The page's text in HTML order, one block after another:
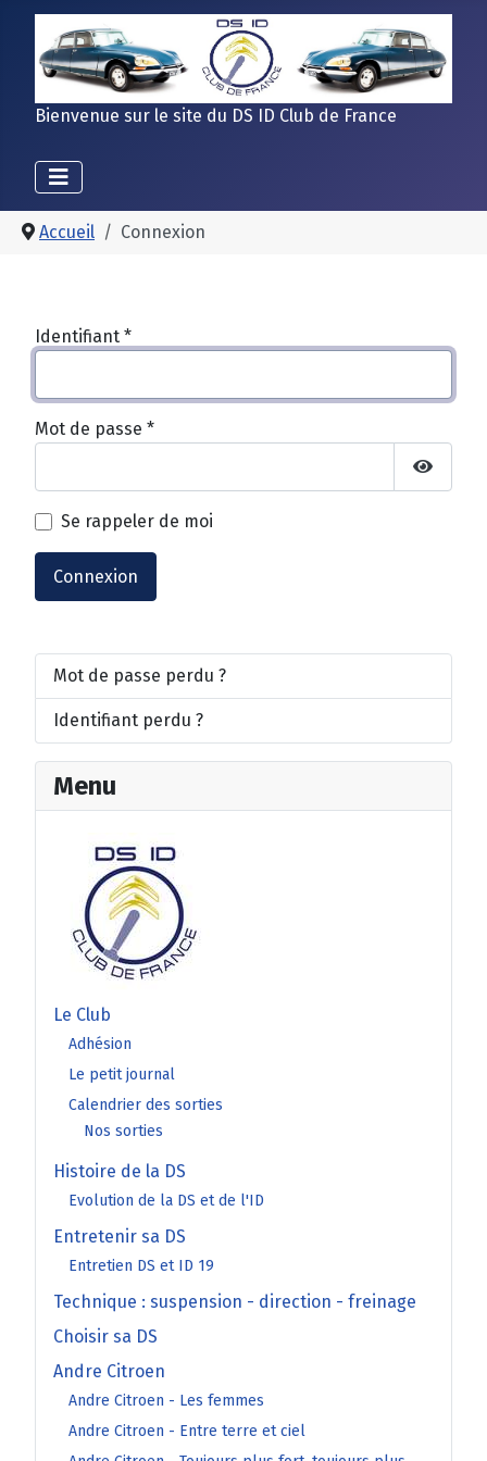
Bienvenue sur le site du DS ID Club de France
Accueil Connexion
Menu
Le Club
Adhésion
Le petit journal
Calendrier des sorties
Nos sorties
Histoire de la DS
Evolution de la DS et de l'ID
Entretenir sa DS
Entretien DS et ID 19
Technique : suspension - direction - freinage
Choisir sa DS
Andre Citroen
Andre Citroen - Les femmes
Andre Citroen - Entre terre et ciel
Identifiant *
Mot de passe *
Se rappeler de moi
Connexion
Mot de passe perdu ?
Identifiant perdu ?